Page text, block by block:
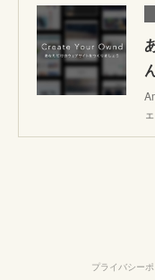
プライバシー